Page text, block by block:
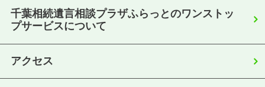
千葉相続遺言相談プラザふらっとのワンストッ
プサービスについて
アクセス